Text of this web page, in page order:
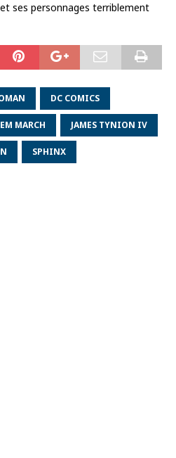
ses personnages terriblement
DC COMICS
MARCH JAMES TYNION IV
SPHINX